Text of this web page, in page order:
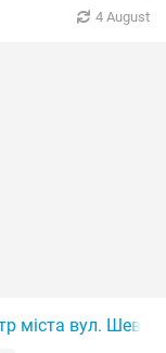
4 August
міста вул.